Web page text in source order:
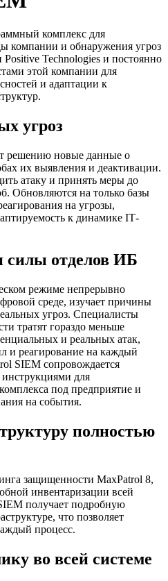
комплекс для
компании и обнаружения угроз
Positive Technologies и постоянно
этой компании для
и адаптации к
угроз
решению новые данные о
их выявления и деактивации.
атаку и принять меры до
Обновляются на только базы
на угрозы,
к динамике IT-
силы отделов ИБ
режиме непрерывно
среде, изучает причины
угроз. Специалисты
тратят гораздо меньше
и реальных атак,
и реагирование на каждый
SIEM сопровождается
для
под предприятие и
на события.
полностью
защищенности MaxPatrol 8,
инвентаризации всей
получает подробную
что позволяет
процесс.
во всей системе